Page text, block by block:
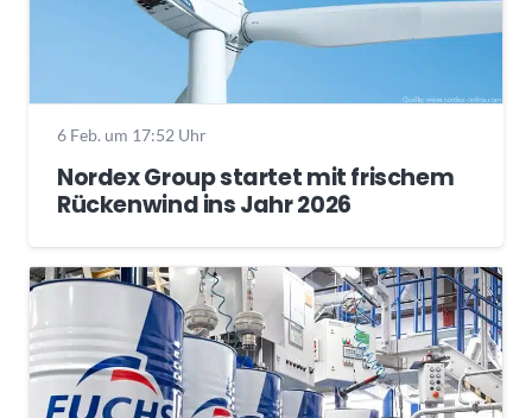
6 Feb. um 17:52 Uhr
Nordex Group startet mit frischem
Rückenwind ins Jahr 2026